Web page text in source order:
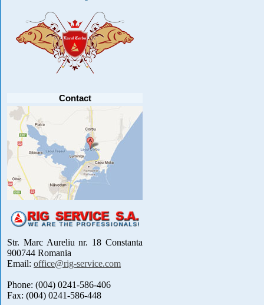
COVID 19- DIN MOTIVE DE SIGURANTA ,
CAT SI A REGLEMENTARILOR LEGALE ,
PRECUM SI RETRAGEREA UNOR
PARTICIPANTI .....[detalii]
Anunt important
Va anuntam ca editia 30 a concursului de
pescuit CUPA RIG la CRAP din perioada 2-5
septembrie 2021 se reprogrameaza pentru luna
Contact
Str. Marc Aureliu nr. 18 Constanta
900744 Romania
Email: office@rig-service.com
Phone: (004) 0241-586-406
Fax: (004) 0241-586-448